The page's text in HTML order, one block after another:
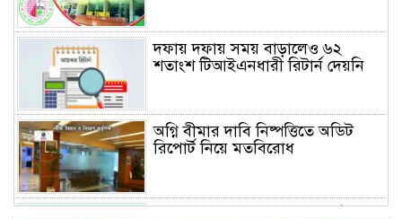
দফায় দফায় সময় বাড়ালেও ৬২
শতাংশ টিআইএনধারী রিটার্ন দেয়নি
অগ্নি বীমার দাবি নিষ্পত্তিতে অডিট
রিপোর্ট নিয়ে মতবিরোধ